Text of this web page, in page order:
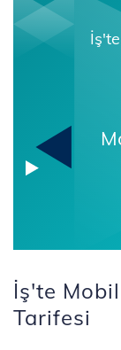
İş'te
Tarifesi